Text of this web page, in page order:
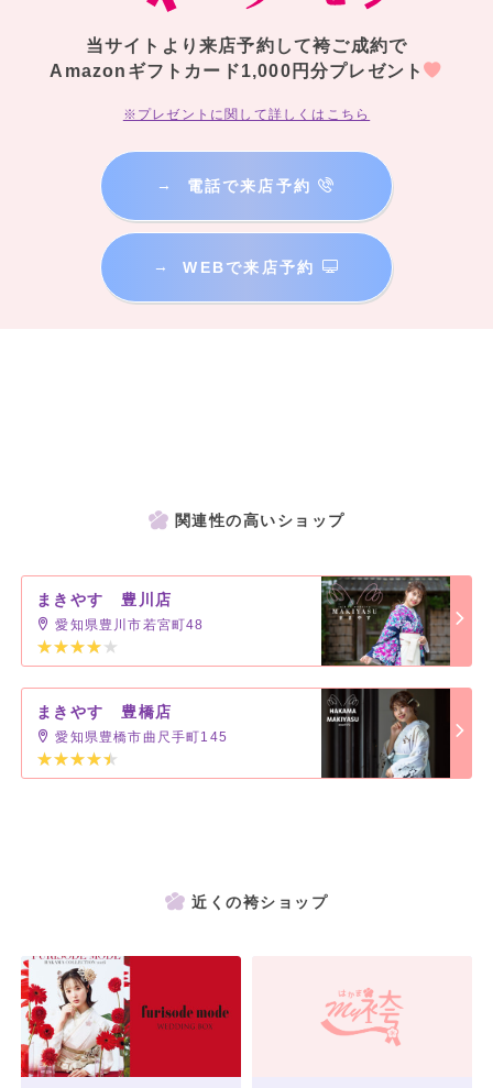
当サイトより来店予約して袴ご成約で
Amazonギフトカード1,000円分プレゼント
※プレゼントに関して詳しくはこちら
→ 電話で来店予約
→ WEBで来店予約
関連性の高いショップ
まきやす 豊川店
愛知県豊川市若宮町48
まきやす 豊橋店
愛知県豊橋市曲尺手町145
近くの袴ショップ